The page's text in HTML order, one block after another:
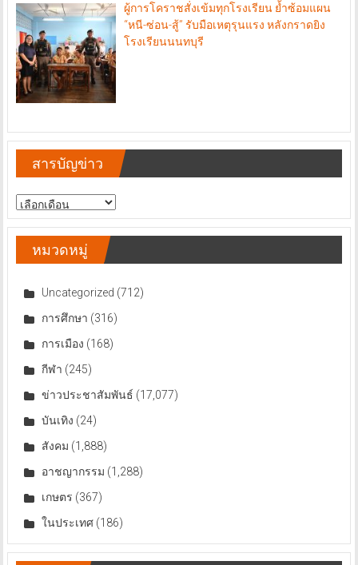
ผู้การโคราชสั่งเข้มทุกโรงเรียน ย้ำซ้อมแผน
“หนี-ซ่อน-สู้” รับมือเหตุรุนแรง หลังกราดยิง
โรงเรียนนนทบุรี
สารบัญข่าว
สารบัญ
ข่าว
หมวดหมู่
Uncategorized (712)
การศึกษา (316)
การเมือง (168)
กีฬา (245)
ข่าวประชาสัมพันธ์ (17,077)
บันเทิง (24)
สังคม (1,888)
อาชญากรรม (1,288)
เกษตร (367)
ในประเทศ(186)